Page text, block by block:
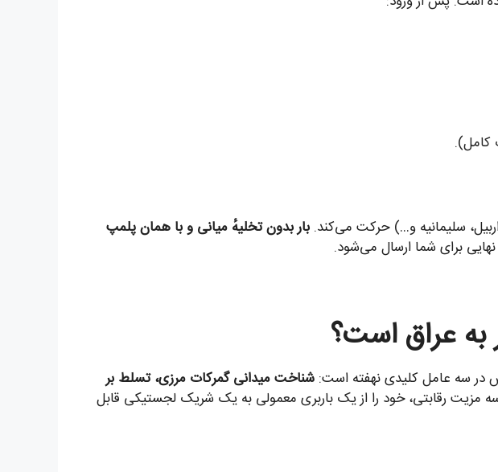
کامل).
سلیمانیه و…) حرکت می‌کند. بار بدون تخلیهٔ میانی و با همان پلمپ
برای شما ارسال می‌شود.
به عراق است؟
در سه عامل کلیدی نهفته است: شناخت میدانی گمرکات مرزی، تسلط بر
سه مزیت رقابتی، خود را از یک باربری معمولی به یک شریک لجستیکی قابل